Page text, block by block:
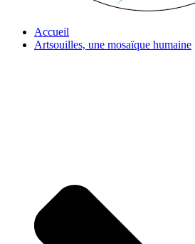
Accueil
Artsouilles, une mosaïque humaine